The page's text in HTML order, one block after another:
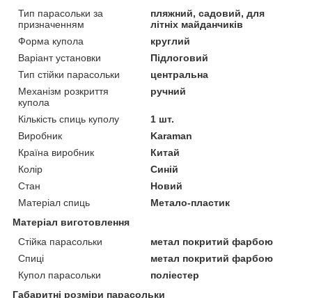
Тип парасольки за
призначенням
пляжний, садовий, для
літніх майданчиків
Форма купола
круглий
Варіант установки
Підлоговий
Тип стійки парасольки
центральна
Механізм розкриття
купола
ручний
Кількість спиць куполу
1 шт.
Виробник
Karaman
Країна виробник
Китай
Колір
Синій
Стан
Новий
Матеріал спиць
Метало-пластик
Матеріал виготовлення
Стійка парасольки
метал покритий фарбою
Спиці
метал покритий фарбою
Купол парасольки
поліестер
Габаритні розміри парасольки